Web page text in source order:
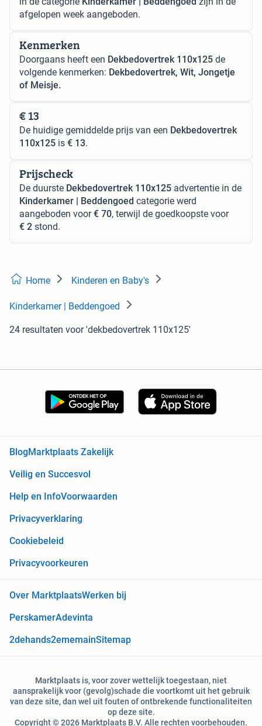
afgelopen week aangeboden.
Kenmerken
Doorgaans heeft een Dekbedovertrek 110x125 de
volgende kenmerken: Dekbedovertrek, Wit, Jongetje
of Meisje.
€ 13
De huidige gemiddelde prijs van een Dekbedovertrek
110x125 is € 13.
Prijscheck
De duurste Dekbedovertrek 110x125 advertentie in de
Kinderkamer | Beddengoed categorie werd
aangeboden voor€ 70, terwijl de goedkoopste voor
€ 2 stond.
Home Kinderen en Baby's
Kinderkamer | Beddengoed
24 resultaten voor 'dekbedovertrek 110x125'
BlogMarktplaats Zakelijk
Veilig en Succesvol
Help en InfoVoorwaarden
Privacyverklaring
Cookiebeleid
Privacyvoorkeuren
Over MarktplaatsWerken bij
PerskamerAdevinta
2dehands2ememainSitemap
Marktplaats is, voor zover wettelijk toegestaan, niet
aansprakelijk voor (gevolg)schade die voortkomt uit het gebruik
van deze site, dan wel uit fouten of ontbrekende functionaliteiten
op deze site.
Copyright © 2026 Marktplaats B.V. Alle rechten voorbehouden.